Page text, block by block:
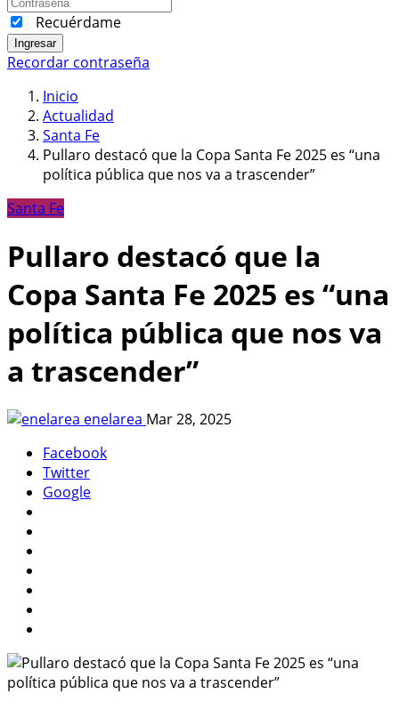
Recuérdame
Ingresar
Recordar contraseña
Inicio
Actualidad
Santa Fe
Pullaro destacó que la Copa Santa Fe 2025 es “una
política pública que nos va a trascender”
Santa Fe
Pullaro destacó que la
Copa Santa Fe 2025 es “una
política pública que nos va
a trascender”
enelarea Mar 28, 2025
Facebook
Twitter
Google